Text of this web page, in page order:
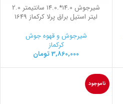
شیرجوش 14.0*.14.0 سانتیمتر 2.0
لیتر استیل براق پرلا کرکماز 1649
شیرجوش و قهوه جوش
کرکماز
3,860,000 تومان
ناموجود